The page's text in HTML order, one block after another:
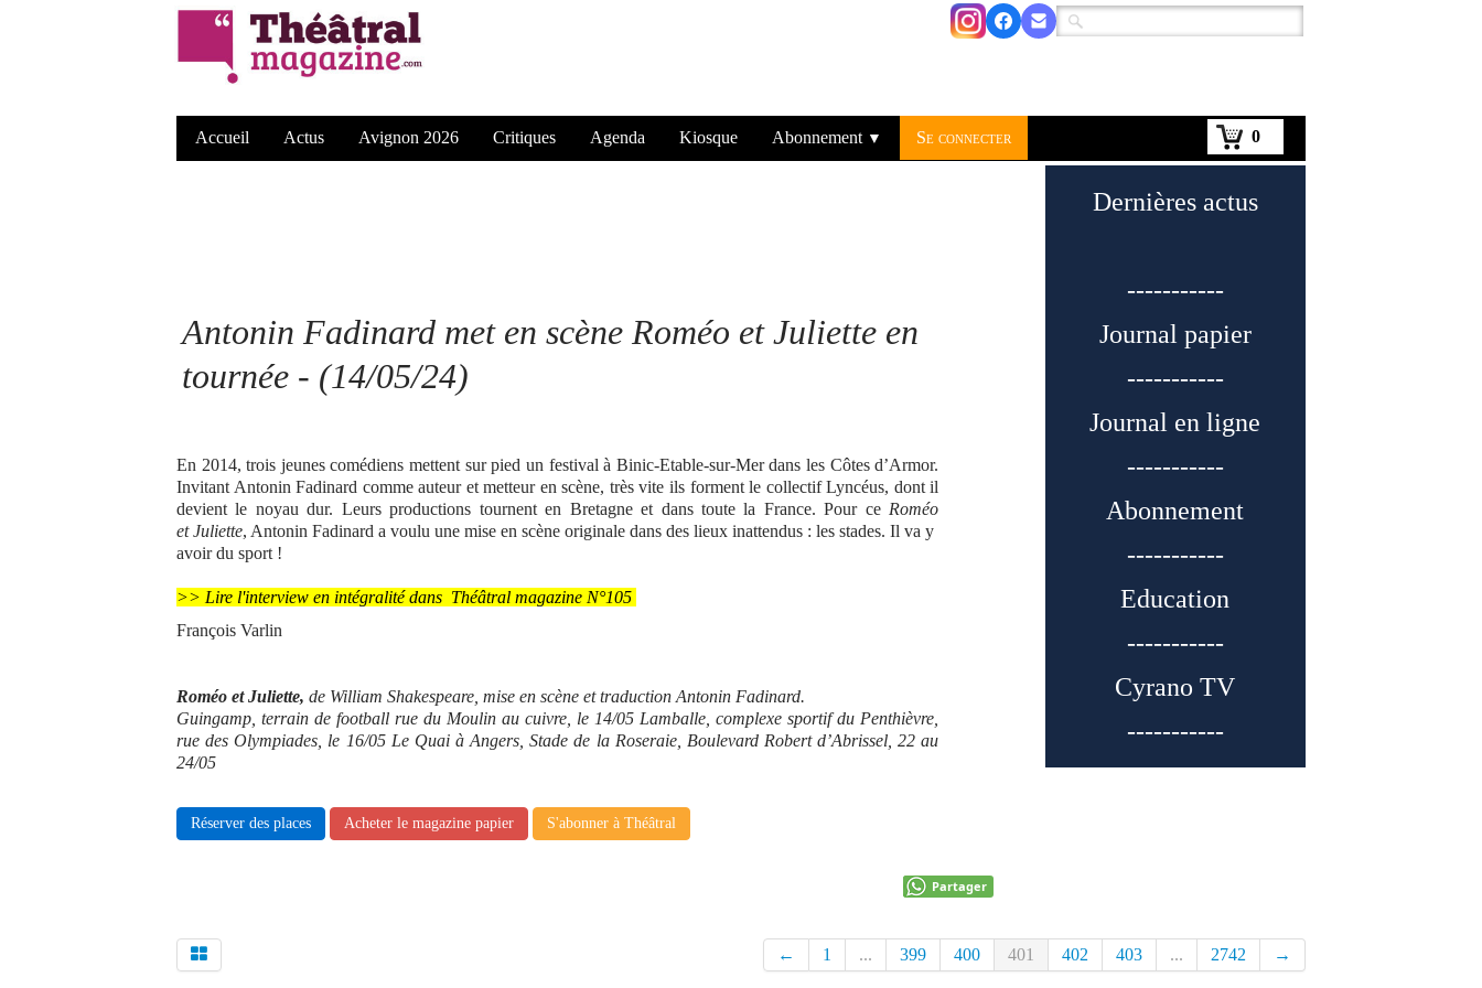
0
Accueil Actus Avignon 2026 Critiques Agenda Kiosque Abonnement ▼ Se connecter
Antonin Fadinard met en scène Roméo et Juliette en
tournée - (14/05/24)
En 2014, trois jeunes comédiens mettent sur pied un festival à Binic-Etable-sur-Mer dans les Côtes d’Armor.
Invitant Antonin Fadinard comme auteur et metteur en scène, très vite ils forment le collectif Lyncéus, dont il
devient le noyau dur. Leurs productions tournent en Bretagne et dans toute la France. Pour ce Roméo
etJuliette, Antonin Fadinard a voulu une mise en scène originale dans des lieux inattendus : les stades. Il va y
avoir du sport !
>> Lire l'interview en intégralité dans Théâtral magazine N°105
François Varlin
Roméo et Juliette, de William Shakespeare, mise en scène et traduction Antonin Fadinard.
Guingamp, terrain de football rue du Moulin au cuivre, le 14/05 Lamballe, complexe sportif du Penthièvre,
rue des Olympiades, le 16/05 Le Quai à Angers, Stade de la Roseraie, Boulevard Robert d’Abrissel, 22 au
24/05
Réserver des places Acheter le magazine papier S'abonner à Théâtral
Partager
Dernières actus
-----------
Journal papier
-----------
Journal en ligne
-----------
Abonnement
-----------
Education
-----------
Cyrano TV
-----------
← 1 ... 399 400 401 402 403 ... 2742 →